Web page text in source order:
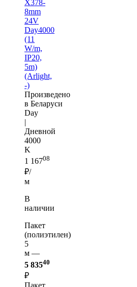
X378-
8mm
24V
Day4000
(11
W/m,
IP20,
5m)
(Arlight,
-)
Произведено
в Беларуси
Day
|
Дневной
4000
K
1 16708
₽/
м
В
наличии
Пакет
(полиэтилен)
5
м —
5 83540
₽
Пакет